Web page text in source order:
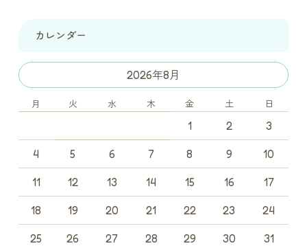
カレンダー
2026年8月
月 火 水 木 金 土 日
1 2 3
4 5 6 7 8 9 10
11 12 13 14 15 16 17
18 19 20 21 22 23 24
25 26 27 28 29 30 31